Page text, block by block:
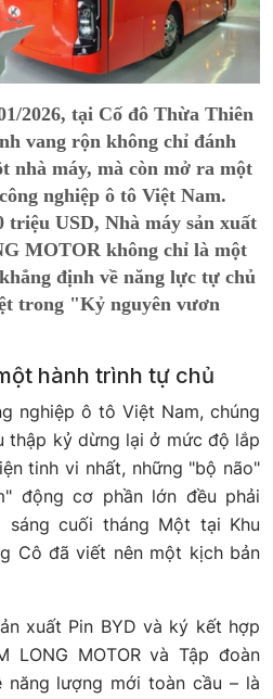
2026, tại Cố đô Thừa Thiên
vang rộn không chỉ đánh
nhà máy, mà còn mở ra một
nghiệp ô tô Việt Nam.
triệu USD, Nhà máy sản xuất
MOTOR không chỉ là một
định về năng lực tự chủ
trong "Kỷ nguyên vươn
hành trình tự chủ
nghiệp ô tô Việt Nam, chúng
thập kỷ dừng lại ở mức độ lắp
tinh vi nhất, những "bộ não"
động cơ phần lớn đều phải
sáng cuối tháng Một tại Khu
Cô đã viết nên một kịch bản
xuất Pin BYD và ký kết hợp
LONG MOTOR và Tập đoàn
năng lượng mới toàn cầu – là